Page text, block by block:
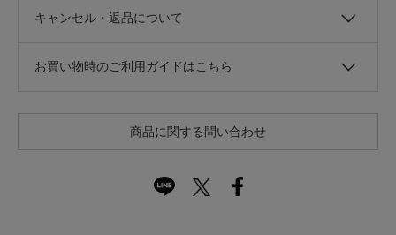
キャンセル・返品について
お買い物時のご利用ガイドはこちら
商品に関する問い合わせ